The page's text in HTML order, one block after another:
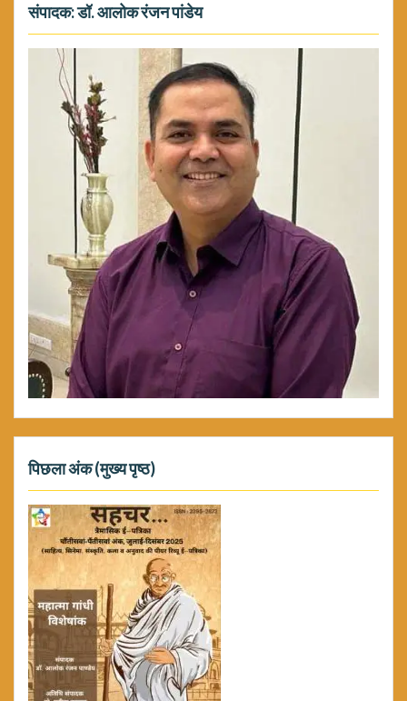
संपादक: डॉ. आलोक रंजन पांडेय
पिछला अंक (मुख्य पृष्ठ)